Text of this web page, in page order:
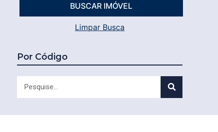
Limpar Busca
Por Código